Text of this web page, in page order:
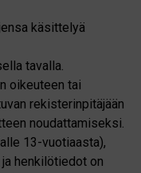
käsittelyä
tavalla.
oikeuteen tai
rekisterinpitäjään
noudattamiseksi.
13-vuotiaasta),
henkilötiedot on